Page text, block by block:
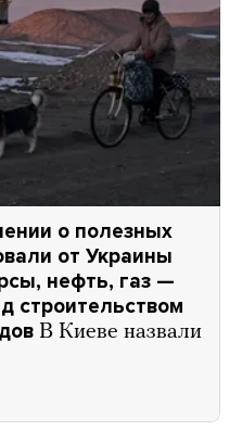
о полезных
от Украины
нефть, газ —
строительством
В Киеве назвали